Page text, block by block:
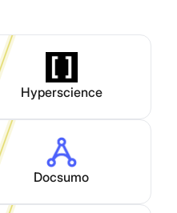
Hyperscience
Docsumo